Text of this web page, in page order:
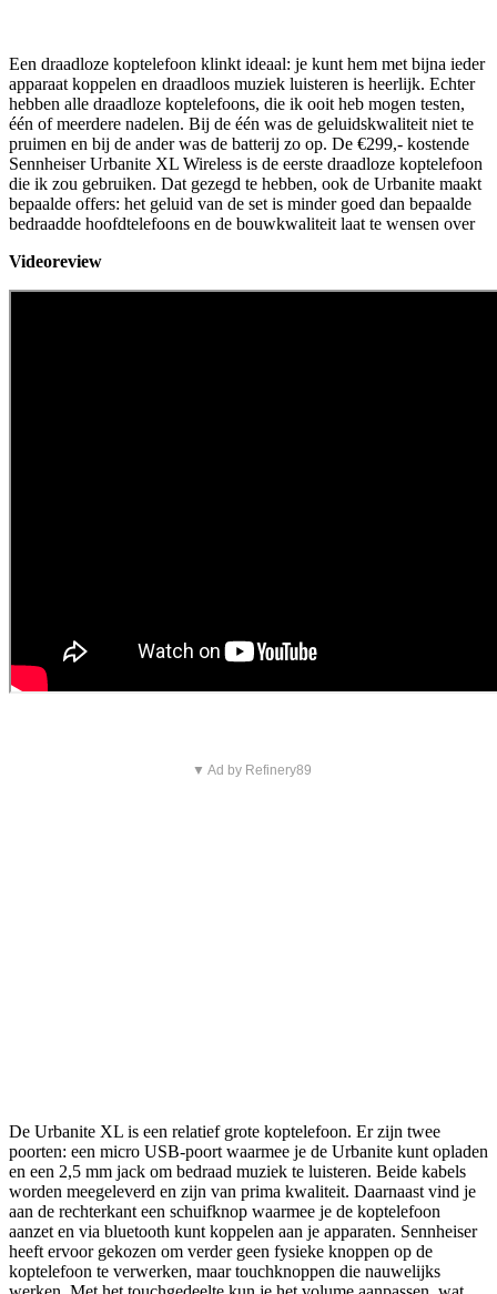
Een draadloze koptelefoon klinkt ideaal: je kunt hem met bijna ieder
apparaat koppelen en draadloos muziek luisteren is heerlijk. Echter
hebben alle draadloze koptelefoons, die ik ooit heb mogen testen,
één of meerdere nadelen. Bij de één was de geluidskwaliteit niet te
pruimen en bij de ander was de batterij zo op. De €299,- kostende
Sennheiser Urbanite XL Wireless is de eerste draadloze koptelefoon
die ik zou gebruiken. Dat gezegd te hebben, ook de Urbanite maakt
bepaalde offers: het geluid van de set is minder goed dan bepaalde
bedraadde hoofdtelefoons en de bouwkwaliteit laat te wensen over
Videoreview
▼ Ad by Refinery89
De Urbanite XL is een relatief grote koptelefoon. Er zijn twee
poorten: een micro USB-poort waarmee je de Urbanite kunt opladen
en een 2,5 mm jack om bedraad muziek te luisteren. Beide kabels
worden meegeleverd en zijn van prima kwaliteit. Daarnaast vind je
aan de rechterkant een schuifknop waarmee je de koptelefoon
aanzet en via bluetooth kunt koppelen aan je apparaten. Sennheiser
heeft ervoor gekozen om verder geen fysieke knoppen op de
koptelefoon te verwerken, maar touchknoppen die nauwelijks